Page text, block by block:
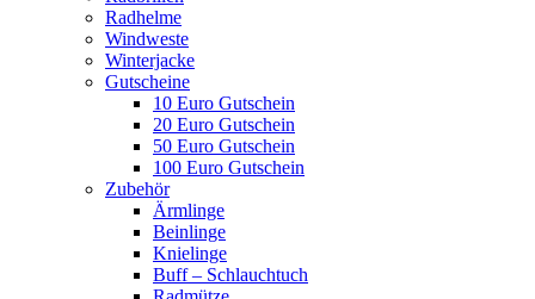
Radhelme
Windweste
Winterjacke
Gutscheine
10 Euro Gutschein
20 Euro Gutschein
50 Euro Gutschein
100 Euro Gutschein
Zubehör
Ärmlinge
Beinlinge
Knielinge
Buff – Schlauchtuch